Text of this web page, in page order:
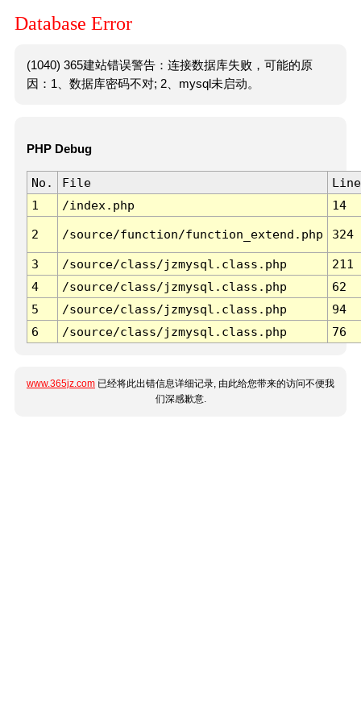
Database Error
(1040) 365建站错误警告：连接数据库失败，可能的原
因：1、数据库密码不对; 2、mysql未启动。
PHP Debug
No. File
Line
1
/index.php 14
2 /source/function/function_extend.php 324
3 /source/class/jzmysql.class.php
211
4
/source/class/jzmysql.class.php
62
5
/source/class/jzmysql.class.php
94
6
/source/class/jzmysql.class.php 76
www.365jz.com 已经将此出错信息详细记录, 由此给您带来的访问不便我
们深感歉意.